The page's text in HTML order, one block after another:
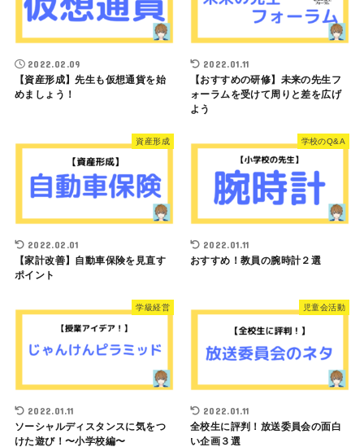
2022.02.09
【資産形成】先生も仮想通貨を始
めましょう！
2022.01.11
【おすすめの研修】未来の先生フ
ォーラムを受けて周りと差を広げ
よう
資産形成
2022.02.01
【家計改善】自動車保険を見直す
ポイント
学校のQ&A
2022.01.11
おすすめ！教員の腕時計２選
学級経営
2022.01.11
ソーシャルディスタンスに気をつ
けた遊び！〜小学校編〜
児童会活動
2022.01.11
全校生に評判！放送委員会の面白
い企画３選